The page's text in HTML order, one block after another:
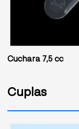
Cuchara 7,5 cc
Cuplas